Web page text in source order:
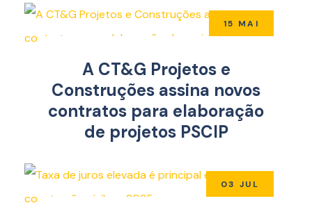
15 MAI
A CT&G Projetos e
Construções assina novos
contratos para elaboração
de projetos PSCIP
03 JUL